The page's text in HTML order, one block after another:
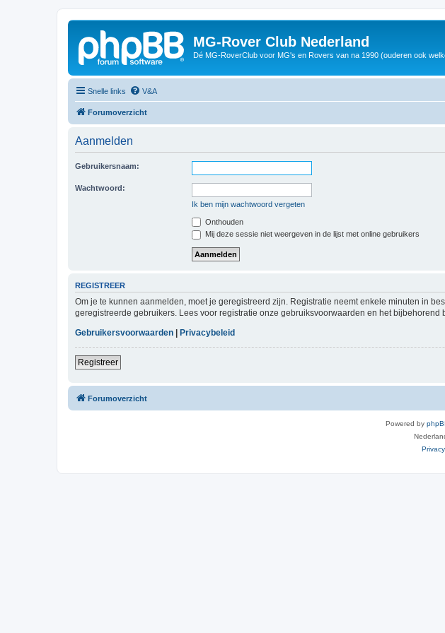
MG-Rover Club Nederland
Dé MG-RoverClub voor MG's en Rovers van na 1990 (ouderen ook
Snelle links V&A
Forumoverzicht
Aanmelden
Gebruikersnaam:
Wachtwoord:
Ik ben mijn wachtwoord vergeten
Onthouden
Mij deze sessie niet weergeven in de lijst met online gebruikers
REGISTREER
Om je te kunnen aanmelden, moet je geregistreerd zijn. Registratie neemt enkele minuten in
geregistreerde gebruikers. Lees voor registratie onze gebruiksvoorwaarden en het
Gebruikersvoorwaarden
Privacybeleid
Registreer
Forumoverzicht
Powered by
Privacy